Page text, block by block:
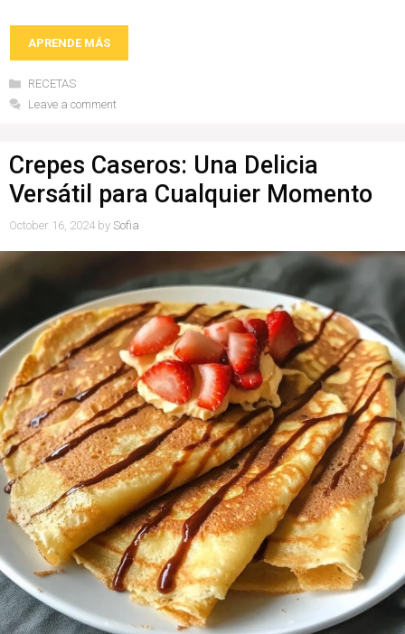
APRENDE MÁS
Categories
RECETAS
Leave a comment
Crepes Caseros: Una Delicia
Versátil para Cualquier Momento
October 16, 2024 by Sofia